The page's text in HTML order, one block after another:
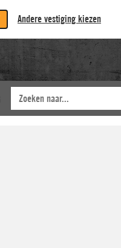
Andere vestiging kiezen